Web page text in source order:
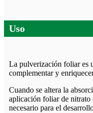
Uso
La pulverización foliar es
complementar y
Cuando se altera la
aplicación foliar de nitrato
necesario para el